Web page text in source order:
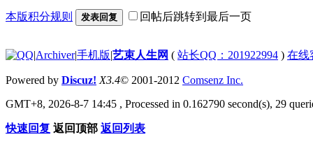
本版积分规则 发表回复 回帖后跳转到最后一页
|Archiver|手机版|艺束人生网 ( 站长QQ：201922994 ) 在线
Powered by Discuz! X3.4© 2001-2012 Comsenz Inc.
GMT+8, 2026-8-7 14:45 , Processed in 0.162790 second(s), 29
快速回复 返回顶部 返回列表